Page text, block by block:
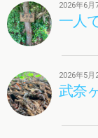
2026年6月
一人
2026年5月
武奈